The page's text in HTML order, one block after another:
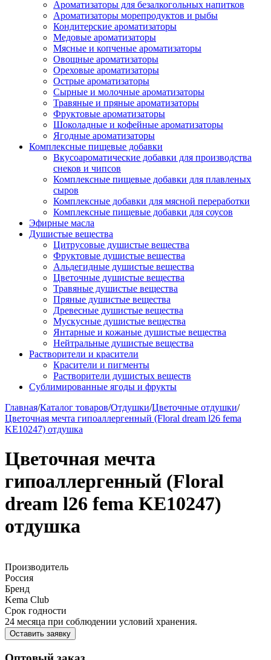
Ароматизаторы для безалкогольных напитков
Ароматизаторы морепродуктов и рыбы
Кондитерские ароматизаторы
Медовые ароматизаторы
Мясные и копченые ароматизаторы
Овощные ароматизаторы
Ореховые ароматизаторы
Острые ароматизаторы
Сырные и молочные ароматизаторы
Травяные и пряные ароматизаторы
Фруктовые ароматизаторы
Шоколадные и кофейные ароматизаторы
Ягодные ароматизаторы
Комплексные пищевые добавки
Вкусоароматические добавки для производства
снеков и чипсов
Комплексные пищевые добавки для плавленых
сыров
Комплексные добавки для мясной переработки
Комплексные пищевые добавки для соусов
Эфирные масла
Душистые вещества
Цитрусовые душистые вещества
Фруктовые душистые вещества
Альдегидные душистые вещества
Цветочные душистые вещества
Травяные душистые вещества
Пряные душистые вещества
Древесные душистые вещества
Мускусные душистые вещества
Янтарные и кожаные душистые вещества
Нейтральные душистые вещества
Растворители и красители
Красители и пигменты
Растворители душистых веществ
Сублимированные ягоды и фрукты
Главная/Каталог товаров/Отдушки/Цветочные отдушки/
Цветочная мечта гипоаллергенный (Floral dream l26 fema
KE10247) отдушка
Цветочная мечта
гипоаллергенный (Floral
dream l26 fema KE10247)
отдушка
Производитель
Россия
Бренд
Kema Club
Срок годности
24 месяца при соблюдении условий хранения.
Оставить заявку